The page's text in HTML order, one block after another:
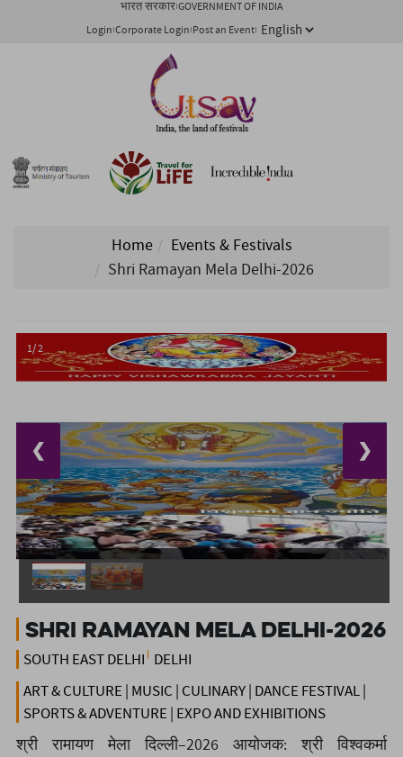
भारत सरकार GOVERNMENT OF INDIA
Login Corporate Login Post an Event
Home
Events & Festivals
Shri Ramayan Mela Delhi-2026
1/ 2
❮ ❯
Shri Ramayan Mela Delhi-2026
SOUTH EAST DELHI DELHI
ART & CULTURE | MUSIC | CULINARY | DANCE FESTIVAL |
SPORTS & ADVENTURE | EXPO AND EXHIBITIONS
श्री रामायण मेला दिल्ली–2026 आयोजक: श्री विश्वकर्मा